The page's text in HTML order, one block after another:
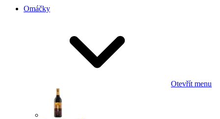
Omáčky
Otevřít menu